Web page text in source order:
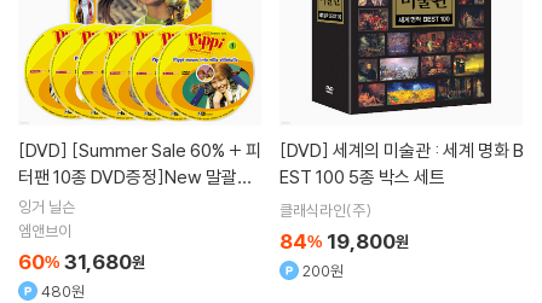
[DVD]
터팬 10종 DVD증정]New 말괄량
이 삐삐 Pippi Longstocking 6종
세트
잉거 닐슨
엠앤브이
60% 31,680원
480원
[DVD]
EST 100 5종 박스 세트
클래식라인(주)
84% 19,800원
200원